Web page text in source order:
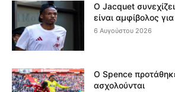
Ο Jacquet
είναι αμφίβολος
6 Αυγούστου 2026
Ο Spence
ασχολούνται